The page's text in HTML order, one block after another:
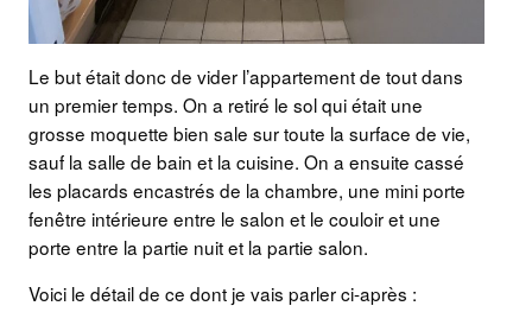
Le but était donc de vider l’appartement de tout dans
un premier temps. On a retiré le sol qui était une
grosse moquette bien sale sur toute la surface de vie,
sauf la salle de bain et la cuisine. On a ensuite cassé
les placards encastrés de la chambre, une mini porte
fenêtre intérieure entre le salon et le couloir et une
porte entre la partie nuit et la partie salon.
Voici le détail de ce dont je vais parler ci-après :